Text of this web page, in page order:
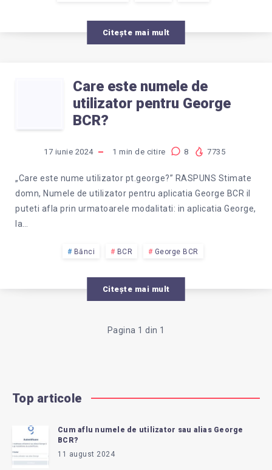
Citește mai mult
CARE
ESTE
NUMELE
DE
UTILIZATOR
PENTRU
GEORGE
BCR?
Care este numele de
utilizator pentru George
BCR?
17 iunie 2024 1 min de citire 8 7735
„Care este nume utilizator pt.george?” RASPUNS Stimate
domn, Numele de utilizator pentru aplicatia George BCR il
puteti afla prin urmatoarele modalitati: in aplicatia George,
la…
Bănci BCR George BCR
Citește mai mult
Pagina 1 din 1
Top articole
Cum aflu numele de utilizator sau alias George
BCR?
11 august 2024